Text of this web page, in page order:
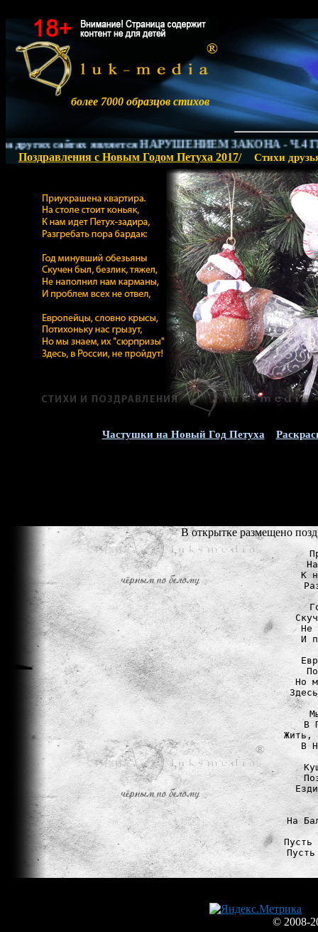
более 7000 образцов стихов
других сайтах является НАРУШЕНИЕМ ЗАКОНА - Ч.4 ГК
Поздравления с Новым Годом Петуха 2017/ Стихи
Частушки на Новый Год Петуха
В открытке размещено
К
Не
И
Но
В
Жить,
В
На
Пусть
© 2008-